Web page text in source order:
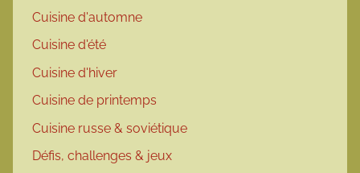
Cuisine d'automne
Cuisine d'été
Cuisine d'hiver
Cuisine de printemps
Cuisine russe & soviétique
Défis, challenges & jeux